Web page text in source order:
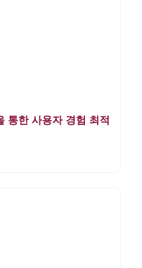
통한 사용자 경험 최적